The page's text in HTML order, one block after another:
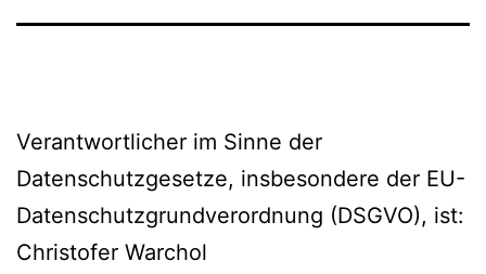
Verantwortlicher im Sinne der
Datenschutzgesetze, insbesondere der EU-
Datenschutzgrundverordnung (DSGVO), ist:
Christofer Warchol